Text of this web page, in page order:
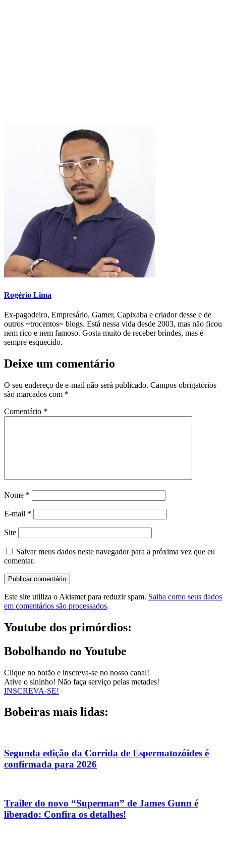
Rogério Lima
Ex-pagodeiro, Empresário, Gamer, Capixaba e criador desse e de
outros ~trocentos~ blogs. Está nessa vida desde 2003, mas não ficou
nem rico e nem famoso. Gosta muito de receber brindes, mas é
sempre esquecido.
Deixe um comentário
O seu endereço de e-mail não será publicado. Campos obrigatórios
são marcados com *
Comentário *
Nome *
E-mail *
Site
Salvar meus dados neste navegador para a próxima vez que eu
comentar.
Este site utiliza o Akismet para reduzir spam. Saiba como seus dados
em comentários são processados.
Youtube dos primórdios:
Bobolhando no Youtube
Clique no botão e inscreva-se no nosso canal!
Ative o sininho! Não faça serviço pelas metades!
INSCREVA-SE!
Bobeiras mais lidas:
Segunda edição da Corrida de Espermatozóides é
confirmada para 2026
Trailer do novo “Superman” de James Gunn é
liberado: Confira os detalhes!